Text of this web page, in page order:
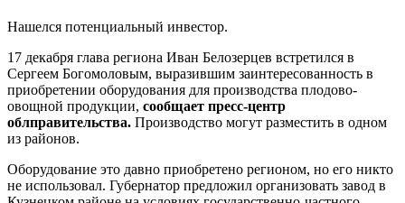
Нашелся потенциальный инвестор.
17 декабря глава региона Иван Белозерцев встретился в
Сергеем Богомоловым, выразившим заинтересованность в
приобретении оборудования для производства плодово-
овощной продукции, сообщает пресс-центр
облправительства. Производство могут разместить в одном
из районов.
Оборудование это давно приобретено регионом, но его никто
не использовал. Губернатор предложил организовать завод в